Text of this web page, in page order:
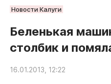
РУБРИКИ
Статьи
Народные новости
Новости Калуги
Беленькая
столбик и
16.01.2013, 12:22